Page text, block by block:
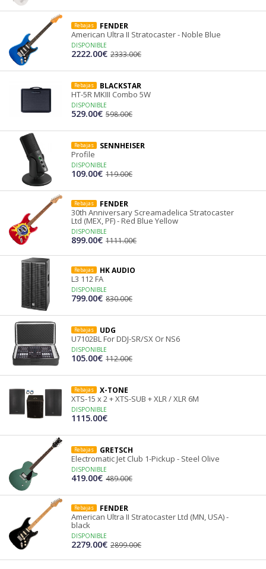
Rebajas FENDER
American Ultra II Stratocaster - Noble Blue
DISPONIBLE
2222.00€ 2333.00€
Rebajas BLACKSTAR
HT-5R MKIII Combo 5W
DISPONIBLE
529.00€ 598.00€
Rebajas SENNHEISER
Profile
DISPONIBLE
109.00€ 119.00€
Rebajas FENDER
30th Anniversary Screamadelica Stratocaster
Ltd (MEX, PF) - Red Blue Yellow
DISPONIBLE
899.00€ 1111.00€
Rebajas HK AUDIO
L3 112 FA
DISPONIBLE
799.00€ 830.00€
Rebajas UDG
U7102BL For DDJ-SR/SX Or NS6
DISPONIBLE
105.00€ 112.00€
Rebajas X-TONE
XTS-15 x 2 + XTS-SUB + XLR / XLR 6M
DISPONIBLE
1115.00€
Rebajas GRETSCH
Electromatic Jet Club 1-Pickup - Steel Olive
DISPONIBLE
419.00€ 489.00€
Rebajas FENDER
American Ultra II Stratocaster Ltd (MN, USA) -
black
DISPONIBLE
2279.00€ 2899.00€